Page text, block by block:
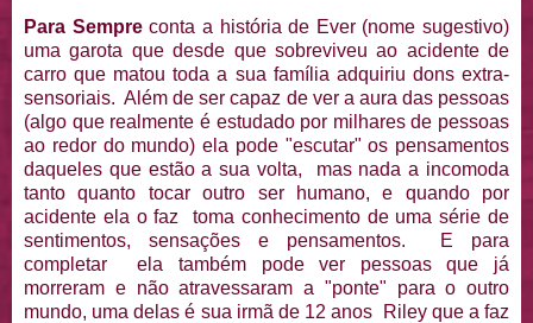
Para Sempreconta a história de Ever (nome sugestivo)
uma garota que desde que sobreviveu ao acidente de
carro que matou toda a sua família adquiriu dons extra-
sensoriais. Além de ser capaz de ver a aura das pessoas
(algo que realmente é estudado por milhares de pessoas
ao redor do mundo) ela pode "escutar" os pensamentos
daqueles que estão a sua volta, mas nada a incomoda
tanto quanto tocar outro ser humano, e quando por
acidente ela o faz toma conhecimento de uma série de
sentimentos, sensações e pensamentos. E para
completar ela também pode ver pessoas que já
morreram e não atravessaram a "ponte" para o outro
mundo, uma delas é sua irmã de 12 anos Riley que a faz